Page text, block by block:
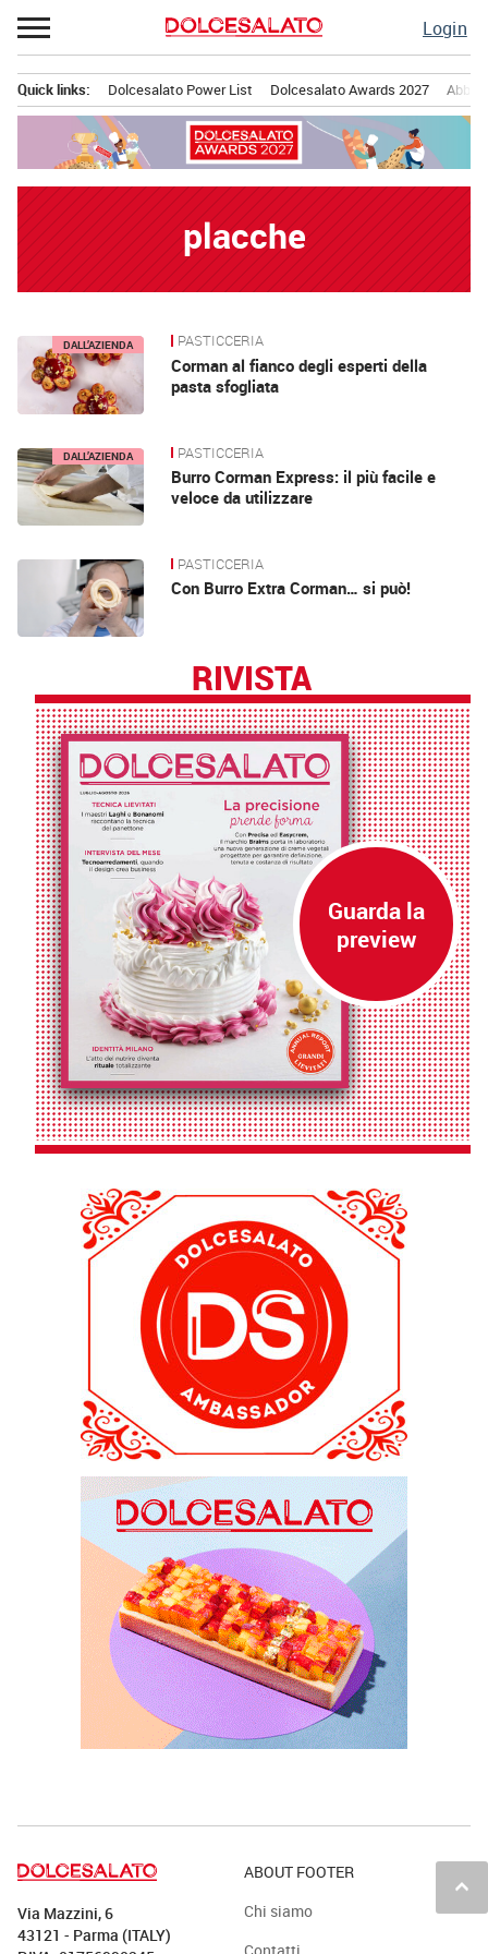
Passa
al
Login
principale
Quick links: Dolcesalato Power List Dolcesalato Awards 2027
placche
News DALL’AZIENDA PASTICCERIA
Corman al fianco degli esperti della
pasta sfogliata
DALL’AZIENDA PASTICCERIA
Burro Corman Express: il più facile e
veloce da utilizzare
PASTICCERIA
Con Burro Extra Corman… si può!
RIVISTA
keyboard_arrow_up
Via Mazzini, 6
43121 - Parma (ITALY)
ABOUT FOOTER
Chi siamo